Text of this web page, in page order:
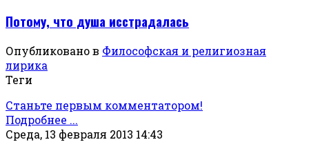
Потому, что душа исстрадалась
Опубликовано в Философская и религиозная
лирика
Теги
Станьте первым комментатором!
Подробнее ...
Среда, 13 февраля 2013 14:43